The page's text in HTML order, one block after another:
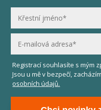
Registrací souhlasíte s mým
Jsou u mě v bezpečí,
osobních údajů.